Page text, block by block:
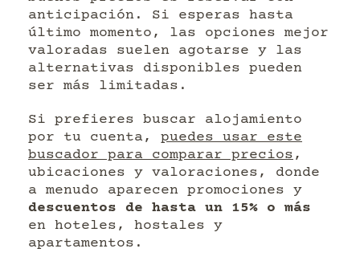
anticipación. Si esperas hasta
último momento, las opciones mejor
valoradas suelen agotarse y las
alternativas disponibles pueden
ser más limitadas.
Si prefieres buscar alojamiento
por tu cuenta, puedes usar este
buscador para comparar precios ,
ubicaciones y valoraciones, donde
a menudo aparecen promociones y
descuentos de hasta un 15% o más
en hoteles, hostales y
apartamentos.